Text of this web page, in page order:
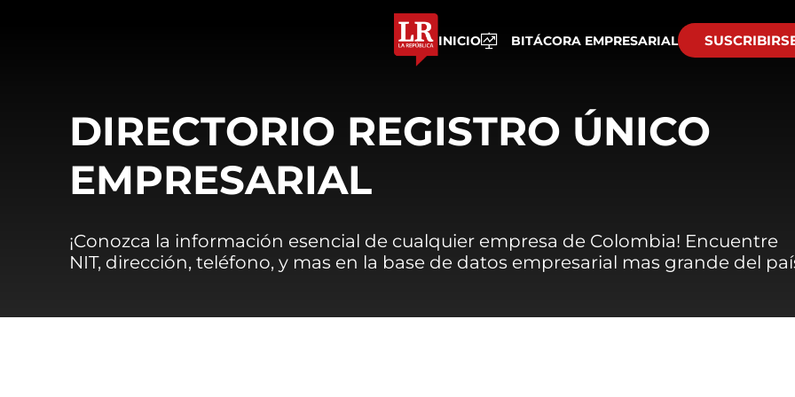
INICIO BITÁCORA EMPRESARIAL
DIRECTORIO REGISTRO ÚNICO
EMPRESARIAL
¡Conozca la información esencial de cualquier empresa de Colombia! Encuentre
NIT, dirección, teléfono, y mas en la base de datos empresarial mas grande del